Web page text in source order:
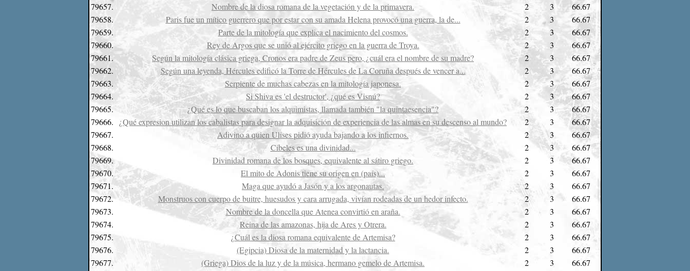
79657.
Nombre de la diosa romana de la vegetación y de la primavera. 2 3
66.67
79658.
Paris fue un mítico guerrero que por estar con su amada Helena provocó una guerra, la de... 2 3
66.67
79659.
Parte de la mitología que explica el nacimiento del cosmos. 2 3
66.67
79660.
Rey de Argos que se unió al ejército griego en la guerra de Troya. 2 3
66.67
79661.
Según la mitología clásica griega, Cronos era padre de Zeus pero, ¿cuál era el nombre de su madre? 2 3
66.67
79662.
Según una leyenda, Hércules edificó la Torre de Hércules de La Coruña después de vencer a... 2 3
66.67
79663.
Serpiente de muchas cabezas en la mitología japonesa. 2 3
66.67
79664.
Si Shiva es 'el destructor', ¿qué es Visnú? 2 3
66.67
79665.
¿Qué es lo que buscaban los alquimistas, llamada también "la quintaesencia"? 2 3
66.67
79666.
¿Qué expresion utilizan los cabalistas para designar la adquisición de experiencia de las almas en su descenso al mundo? 2 3
66.67
79667.
Adivino a quien Ulises pidió ayuda bajando a los infiernos. 2 3
66.67
79668.
Cibeles es una divinidad... 2 3
66.67
79669.
Divinidad romana de los bosques, equivalente al sátiro griego. 2 3
66.67
79670.
El mito de Adonis tiene su origen en (país)... 2 3
66.67
79671.
Maga que ayudó a Jasón y a los argonautas. 2 3
66.67
79672.
Monstruos con cuerpo de buitre, huesudos y cara arrugada, vivían rodeadas de un hedor infecto. 2 3
66.67
79673.
Nombre de la doncella que Atenea convirtió en araña. 2 3
66.67
79674.
Reina de las amazonas, hija de Ares y Otrera. 2 3
66.67
79675.
¿Cuál es la diosa romana equivalente de Artemisa? 2 3
66.67
79676.
(Egipcia) Diosa de la maternidad y la lactancia. 2 3
66.67
79677.
(Griega) Dios de la luz y de la música, hermano gemelo de Artemisa. 2 3
66.67